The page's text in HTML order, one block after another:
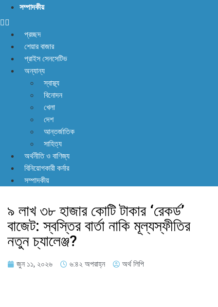
সম্পাদকীয়
প্রচ্ছদ
শেয়ার বাজার
প্রাইস সেনসেটিভ
অন্যান্য
স্বাস্থ্য
বিনোদন
খেলা
দেশ
আন্তর্জাতিক
সাহিত্য
অর্থনীতি ও বাণিজ্য
বিনিয়োগকারী কর্নার
সম্পাদকীয়
৯ লাখ ৩৮ হাজার কোটি টাকার ‘রেকর্ড’
বাজেট: স্বস্তির বার্তা নাকি মূল্যস্ফীতির
নতুন চ্যালেঞ্জ?
জুন ১১, ২০২৬ ৬:৪২ অপরাহ্ন অর্থ লিপি